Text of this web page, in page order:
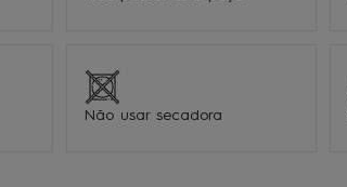
Não usar secadora